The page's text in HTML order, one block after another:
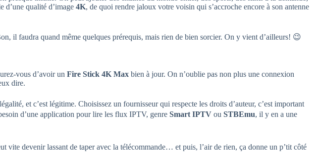
d’une qualité d’image 4K, de quoi rendre jaloux votre voisin qui s’accroche encore à son antenne
il faudra quand même quelques prérequis, mais rien de bien sorcier. On y vient d’ailleurs! 😉
vous d’avoir un Fire Stick 4K Max bien à jour. On n’oublie pas non plus une connexion
dire.
et c’est légitime. Choisissez un fournisseur qui respecte les droits d’auteur, c’est important
d’une application pour lire les flux IPTV, genre Smart IPTV ou STBEmu, il y en a une
vite devenir lassant de taper avec la télécommande… et puis, l’air de rien, ça donne un p’tit côté